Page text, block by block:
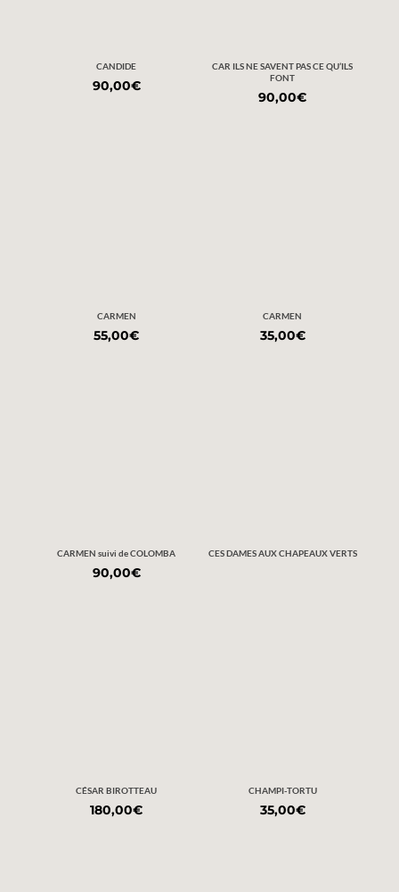
CANDIDE
90,00€
CAR ILS NE SAVENT PAS CE QU’ILS
FONT
90,00€
CARMEN
55,00€
CARMEN
35,00€
CARMEN suivi de COLOMBA
90,00€
CES DAMES AUX CHAPEAUX VERTS
CÉSAR BIROTTEAU
180,00€
CHAMPI-TORTU
35,00€